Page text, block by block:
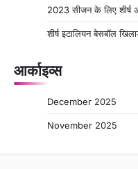
2023 सीजन के लिए शीर्ष
शीर्ष इटालियन बेसबॉल
आर्काइव्स
December 2025
November 2025